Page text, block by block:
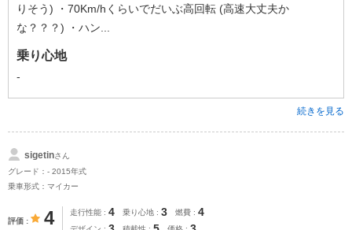
りそう) ・70Km/hくらいでだいぶ高回転 (高速大丈夫か
な？？？) ・ハン...
乗り心地
-
続きを見る
sigetinさん
グレード：- 2015年式
乗車形式：マイカー
評価 4 走行性能 4 乗り心地 3 燃費 4